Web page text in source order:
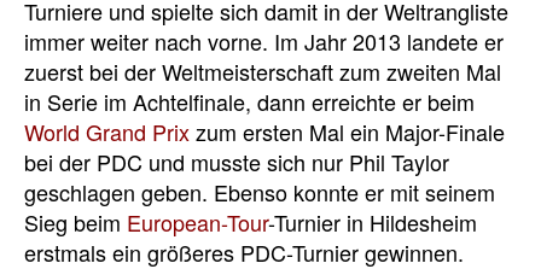
Turniere und spielte sich damit in der Weltrangliste
immer weiter nach vorne. Im Jahr 2013 landete er
zuerst bei der Weltmeisterschaft zum zweiten Mal
in Serie im Achtelfinale, dann erreichte er beim
World Grand Prixzum ersten Mal ein Major-Finale
bei der PDC und musste sich nur Phil Taylor
geschlagen geben. Ebenso konnte er mit seinem
Sieg beim European-Tour-Turnier in Hildesheim
erstmals ein größeres PDC-Turnier gewinnen.